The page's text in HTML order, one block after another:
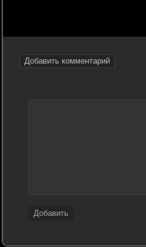
Добавить комментарий
Добавить